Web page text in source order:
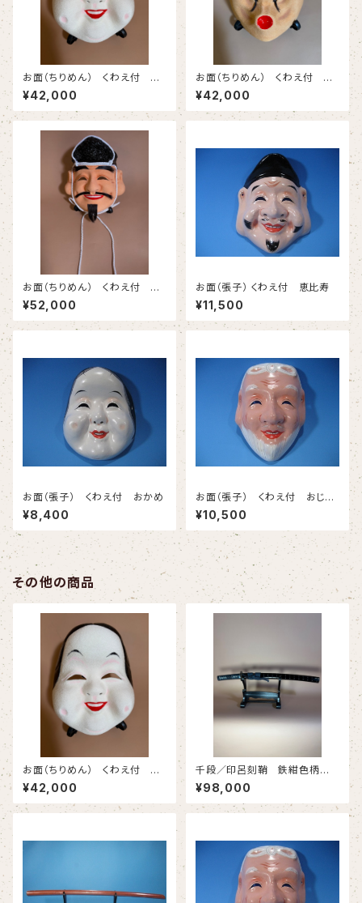
お面（ちりめん） くわえ付 お
かめ （台含まず）
¥42,000
お面（ちりめん） くわえ付 ひ
ょっとこ （台含まず）
¥42,000
お面（ちりめん） くわえ付 恵
比寿
¥52,000
お面（張子） くわえ付 恵比寿
¥11,500
お面（張子） くわえ付 おかめ
¥8,400
お面（張子） くわえ付 おじい
さん
¥10,500
その他の商品
お面（ちりめん） くわえ付 お
かめ （台含まず）
¥42,000
千段／印呂刻鞘 鉄紺色柄巻
(小刀) #608
¥98,000